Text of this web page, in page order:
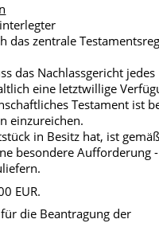
das zentrale
das Nachlassgericht jedes
eine letztwillige
Testament ist
einzureichen.
in Besitz hat, ist
besondere Aufforderung
EUR.
für die Beantragung der